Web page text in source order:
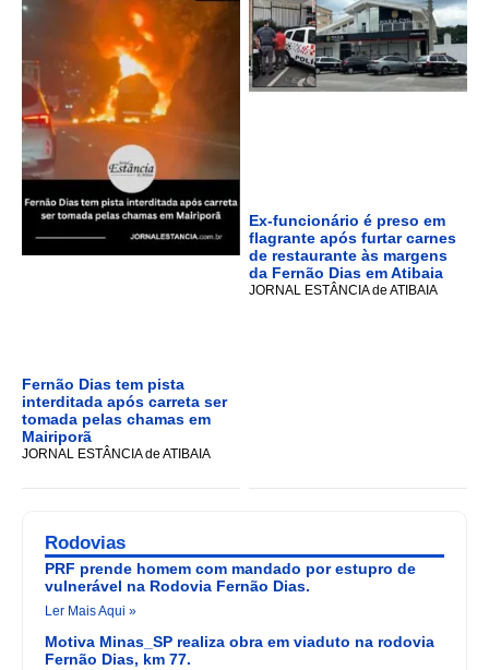
Fernão Dias tem pista
interditada após carreta ser
tomada pelas chamas em
Mairiporã
JORNAL ESTÂNCIA de ATIBAIA
Ex-funcionário é preso em
flagrante após furtar carnes
de restaurante às margens
da Fernão Dias em Atibaia
JORNAL ESTÂNCIA de ATIBAIA
Rodovias
PRF prende homem com mandado por estupro de
vulnerável na Rodovia Fernão Dias.
Ler Mais Aqui »
Motiva Minas_SP realiza obra em viaduto na rodovia
Fernão Dias, km 77.